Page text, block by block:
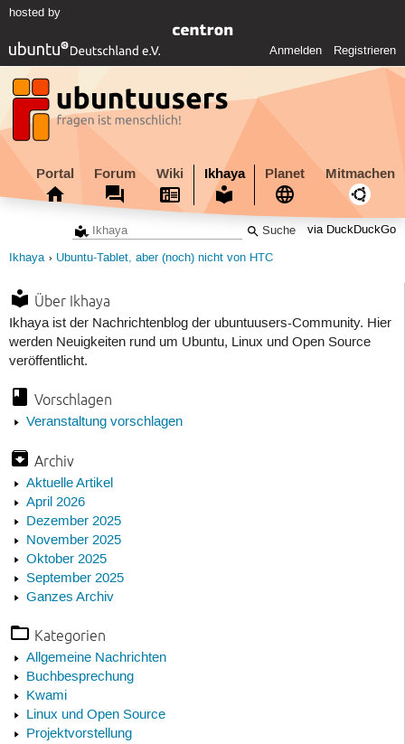
hosted by
Anmelden Registrieren
Portal Forum Wiki Ikhaya Planet Mitmachen
via DuckDuckGo
Ikhaya Ubuntu-Tablet, aber (noch) nicht von HTC
Über Ikhaya
Ikhaya ist der Nachrichtenblog der ubuntuusers-Community. Hier
werden Neuigkeiten rund um Ubuntu, Linux und Open Source
veröffentlicht.
Vorschlagen
Veranstaltung vorschlagen
Archiv
Aktuelle Artikel
April 2026
Dezember 2025
November 2025
Oktober 2025
September 2025
Ganzes Archiv
Kategorien
Allgemeine Nachrichten
Buchbesprechung
Kwami
Linux und Open Source
Projektvorstellung